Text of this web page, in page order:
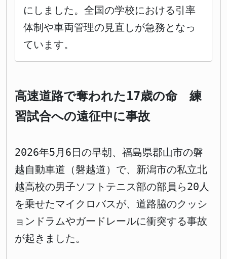
にしました。全国の学校における引率
体制や車両管理の見直しが急務となっ
ています。
高速道路で奪われた17歳の命 練
習試合への遠征中に事故
2026年5月6日の早朝、福島県郡山市の磐
越自動車道（磐越道）で、新潟市の私立北
越高校の男子ソフトテニス部の部員ら20人
を乗せたマイクロバスが、道路脇のクッシ
ョンドラムやガードレールに衝突する事故
が起きました。